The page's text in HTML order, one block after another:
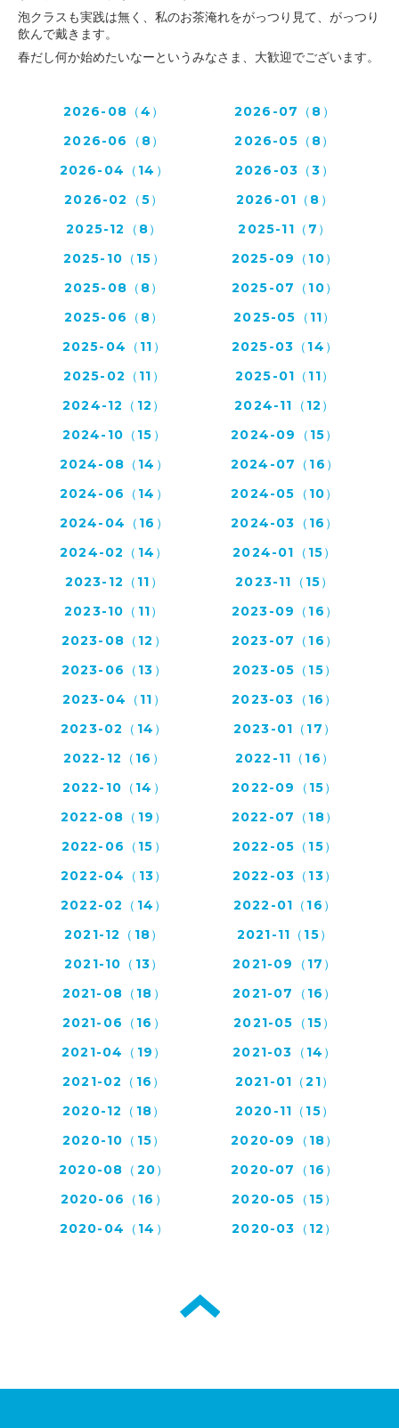
泡クラスも実践は無く、私のお茶淹れをがっつり見て、がっつり
飲んで戴きます。
春だし何か始めたいなーというみなさま、大歓迎でございます。
2026-08（4）
2026-07（8）
2026-06（8）
2026-05（8）
2026-04（14）
2026-03（3）
2026-02（5）
2026-01（8）
2025-12（8）
2025-11（7）
2025-10（15）
2025-09（10）
2025-08（8）
2025-07（10）
2025-06（8）
2025-05（11）
2025-04（11）
2025-03（14）
2025-02（11）
2025-01（11）
2024-12（12）
2024-11（12）
2024-10（15）
2024-09（15）
2024-08（14）
2024-07（16）
2024-06（14）
2024-05（10）
2024-04（16）
2024-03（16）
2024-02（14）
2024-01（15）
2023-12（11）
2023-11（15）
2023-10（11）
2023-09（16）
2023-08（12）
2023-07（16）
2023-06（13）
2023-05（15）
2023-04（11）
2023-03（16）
2023-02（14）
2023-01（17）
2022-12（16）
2022-11（16）
2022-10（14）
2022-09（15）
2022-08（19）
2022-07（18）
2022-06（15）
2022-05（15）
2022-04（13）
2022-03（13）
2022-02（14）
2022-01（16）
2021-12（18）
2021-11（15）
2021-10（13）
2021-09（17）
2021-08（18）
2021-07（16）
2021-06（16）
2021-05（15）
2021-04（19）
2021-03（14）
2021-02（16）
2021-01（21）
2020-12（18）
2020-11（15）
2020-10（15）
2020-09（18）
2020-08（20）
2020-07（16）
2020-06（16）
2020-05（15）
2020-04（14）
2020-03（12）